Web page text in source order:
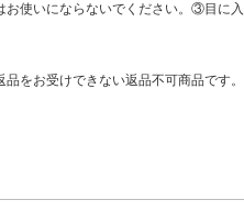
お使いにならないでください。③目に
をお受けできない返品不可商品です。